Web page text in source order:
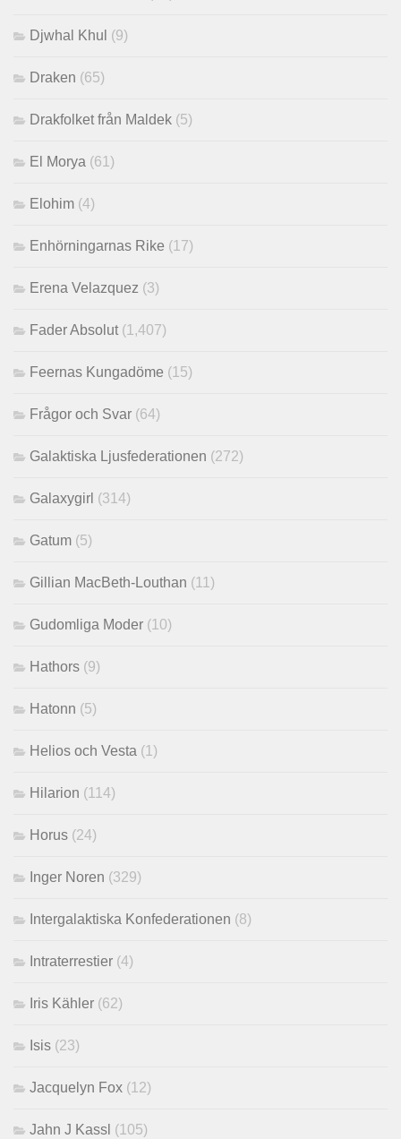
Djwhal Khul (9)
Draken (65)
Drakfolket från Maldek (5)
El Morya (61)
Elohim (4)
Enhörningarnas Rike (17)
Erena Velazquez (3)
Fader Absolut (1,407)
Feernas Kungadöme (15)
Frågor och Svar (64)
Galaktiska Ljusfederationen (272)
Galaxygirl (314)
Gatum (5)
Gillian MacBeth-Louthan (11)
Gudomliga Moder (10)
Hathors (9)
Hatonn (5)
Helios och Vesta (1)
Hilarion (114)
Horus (24)
Inger Noren (329)
Intergalaktiska Konfederationen (8)
Intraterrestier (4)
Iris Kähler (62)
Isis (23)
Jacquelyn Fox (12)
Jahn J Kassl (105)